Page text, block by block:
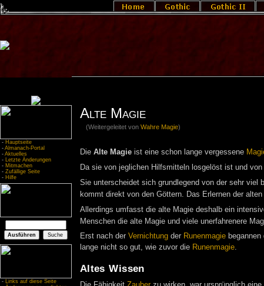
- Hauptseite
- Almanach-Portal
- Aktuelles
- Letzte Änderungen
- Mitmachen
- Zufällige Seite
- Hilfe
- Links auf diese Seite
Alte Magie
(Weitergeleitet vonWahre Magie)
Die Alte Magieist eine schon lange vergessene
Da sie von jeglichen Hilfsmitteln losgelöst ist und von
Sie unterscheidet sich grundlegend von der sehr viel
kommt direkt von den Göttern. Das Erlernen der
Allerdings umfasst die alte Magie deshalb ein
Menschen die alte Magie und viele unerfahrenere
Erst nach der Vernichtungder Runenmagiebegannen
lange nicht so gut, wie zuvor die Runenmagie.
Altes Wissen